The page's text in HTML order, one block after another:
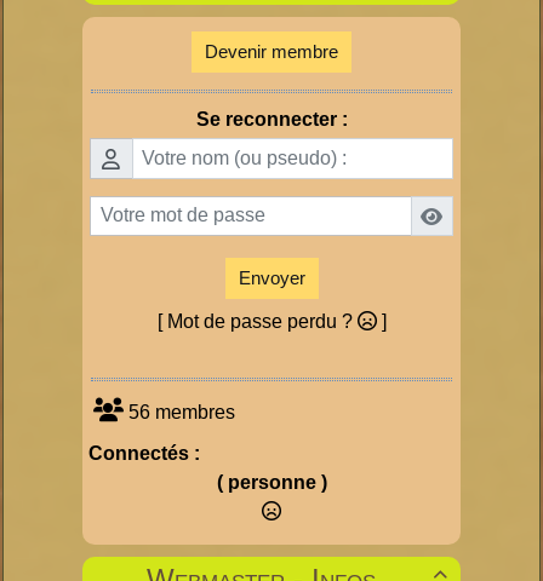
Devenir membre
Se reconnecter :
Envoyer
[ Mot de passe perdu ? ]
56 membres
Connectés :
( personne )
